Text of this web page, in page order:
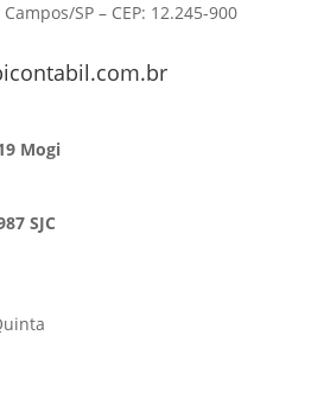
SP – CEP: 12.245-900
Mogi
SJC